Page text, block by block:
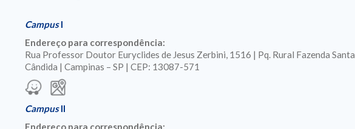
CampusI
Endereço para correspondência:
Rua Professor Doutor Euryclides de Jesus Zerbini, 1516 | Pq. Rural Fazenda Santa
Cândida | Campinas – SP | CEP: 13087-571
CampusII